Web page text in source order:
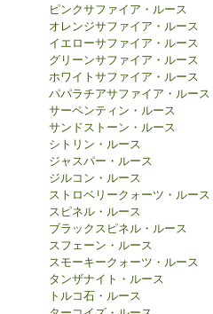
ピンクサファイア・ルース
オレンジサファイア・ルース
イエローサファイア・ルース
グリーンサファイア・ルース
ホワイトサファイア・ルース
パパラチアサファイア・ルース
サーペンティン・ルース
サンドストーン・ルース
シトリン・ルース
ジャスパー・ルース
ジルコン・ルース
ストロベリークォーツ・ルース
スピネル・ルース
ブラックスピネル・ルース
スフェーン・ルース
スモーキークォーツ・ルース
タンザナイト・ルース
トルコ石・ルース